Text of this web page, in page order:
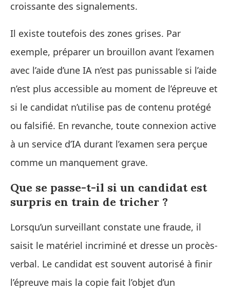
croissante des signalements.
Il existe toutefois des zones grises. Par
exemple, préparer un brouillon avant l’examen
avec l’aide d’une IA n’est pas punissable si l’aide
n’est plus accessible au moment de l’épreuve et
si le candidat n’utilise pas de contenu protégé
ou falsifié. En revanche, toute connexion active
à un service d’IA durant l’examen sera perçue
comme un manquement grave.
Que se passe-t-il si un candidat est
surpris en train de tricher ?
Lorsqu’un surveillant constate une fraude, il
saisit le matériel incriminé et dresse un procès-
verbal. Le candidat est souvent autorisé à finir
l’épreuve mais la copie fait l’objet d’un